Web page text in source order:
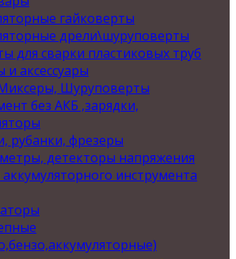
гайковерты
дрели\шуруповерты
для сварки пластиковых труб
и аксессуары
Шуруповерты
без АКБ ,зарядки,
рубанки, фрезеры
детекторы напряжения
инструмента